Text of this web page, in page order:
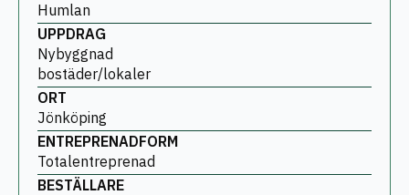
Humlan
UPPDRAG
Nybyggnad
bostäder/lokaler
ORT
Jönköping
ENTREPRENADFORM
Totalentreprenad
BESTÄLLARE